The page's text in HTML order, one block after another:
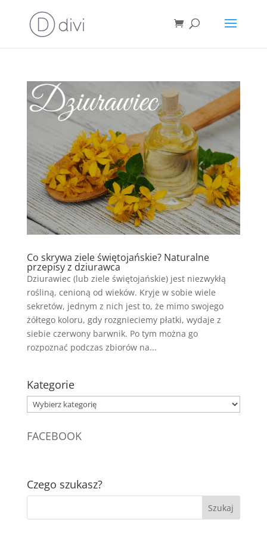
Co skrywa ziele świętojańskie? Naturalne
przepisy z dziurawca
Dziurawiec (lub ziele świętojańskie) jest niezwykłą
rośliną, cenioną od wieków. Kryje w sobie wiele
sekretów, jednym z nich jest to, że mimo swojego
żółtego koloru, gdy rozgnieciemy płatki, wydaje z
siebie czerwony barwnik. Po tym można go
rozpoznać podczas zbiorów na...
Kategorie
Kategorie
FACEBOOK
Czego szukasz?